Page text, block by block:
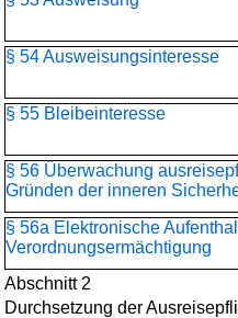
§ 54 Ausweisungsinteresse
§ 55 Bleibeinteresse
§ 56 Überwachung
Gründen der inneren
§ 56a Elektronische
Verordnungsermächtigung
Abschnitt 2
Durchsetzung der